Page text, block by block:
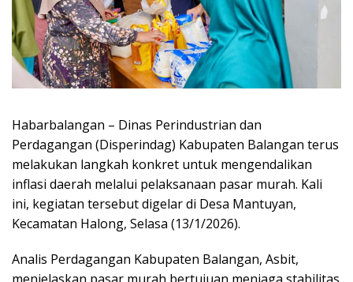
Habarbalangan – Dinas Perindustrian dan
Perdagangan (Disperindag) Kabupaten Balangan terus
melakukan langkah konkret untuk mengendalikan
inflasi daerah melalui pelaksanaan pasar murah. Kali
ini, kegiatan tersebut digelar di Desa Mantuyan,
Kecamatan Halong, Selasa (13/1/2026).
Analis Perdagangan Kabupaten Balangan, Asbit,